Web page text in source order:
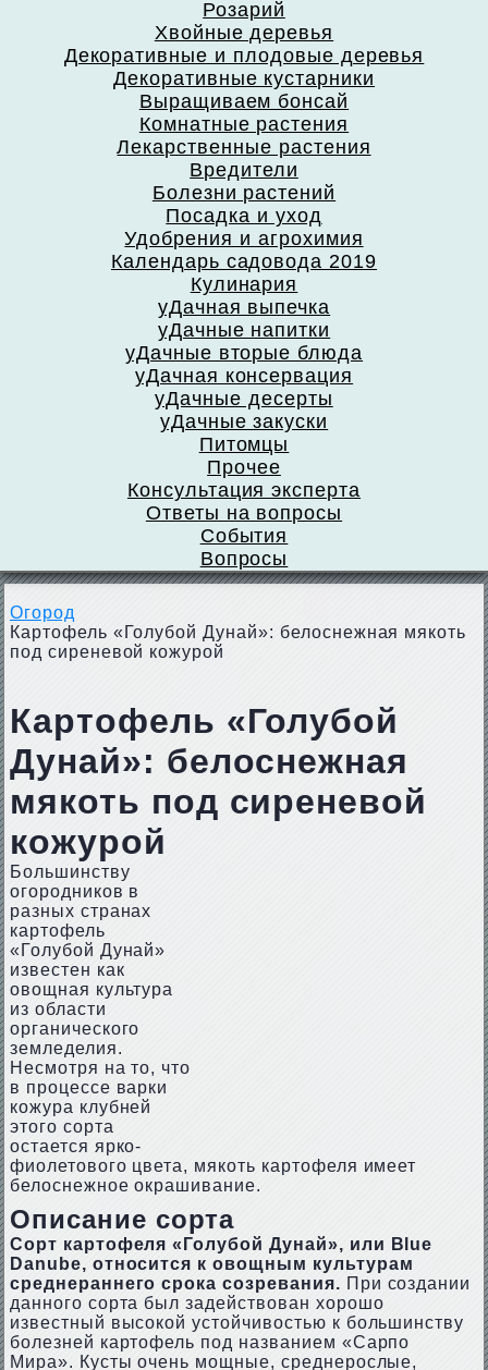
Розарий
Хвойные деревья
Декоративные и плодовые деревья
Декоративные кустарники
Выращиваем бонсай
Комнатные растения
Лекарственные растения
Вредители
Болезни растений
Посадка и уход
Удобрения и агрохимия
Календарь садовода 2019
Кулинария
уДачная выпечка
уДачные напитки
уДачные вторые блюда
уДачная консервация
уДачные десерты
уДачные закуски
Питомцы
Прочее
Консультация эксперта
Ответы на вопросы
События
Вопросы
Огород
Картофель «Голубой Дунай»: белоснежная мякоть
под сиреневой кожурой
Картофель «Голубой
Дунай»: белоснежная
мякоть под сиреневой
кожурой
Большинству
огородников в
разных странах
картофель
«Голубой Дунай»
известен как
овощная культура
из области
органического
земледелия.
Несмотря на то, что
в процессе варки
кожура клубней
этого сорта
остается ярко-
фиолетового цвета, мякоть картофеля имеет
белоснежное окрашивание.
Описание сорта
Сорт картофеля «Голубой Дунай», или Blue
Danube, относится к овощным культурам
среднераннего срока созревания. При создании
данного сорта был задействован хорошо
известный высокой устойчивостью к большинству
болезней картофель под названием «Сарпо
Мира». Кусты очень мощные, среднерослые,